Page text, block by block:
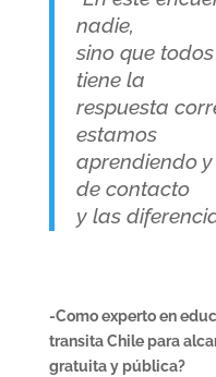
nadie,
sino que
tiene la
respuesta
estamos
aprendiendo
de contacto
y las
-Como experto en
transita Chile para
gratuita y pública?